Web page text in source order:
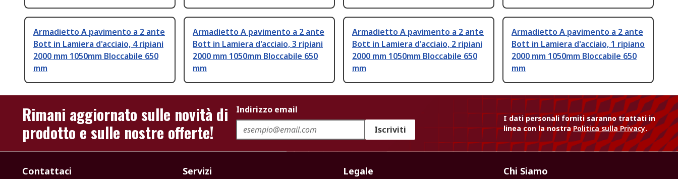
Armadietto A pavimento a 2 ante
Bott in Lamiera d'acciaio, 4 ripiani
2000 mm 1050mm Bloccabile 650
mm
Armadietto A pavimento a 2 ante
Bott in Lamiera d'acciaio, 3 ripiani
2000 mm 1050mm Bloccabile 650
mm
Armadietto A pavimento a 2 ante
Bott in Lamiera d'acciaio, 2 ripiani
2000 mm 1050mm Bloccabile 650
mm
Armadietto A pavimento a 2 ante
Bott in Lamiera d'acciaio, 1 ripiano
2000 mm 1050mm Bloccabile 650
mm
Rimani aggiornato sulle novità di
prodotto e sulle nostre offerte!
Indirizzo email
Iscriviti
I dati personali forniti saranno trattati in
linea con la nostraPolitica sulla Privacy.
Contattaci Servizi Legale Chi Siamo